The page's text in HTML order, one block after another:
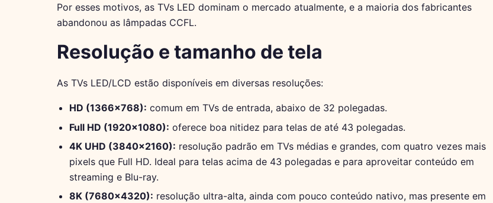
Por esses motivos, as TVs LED dominam o mercado atualmente, e a maioria dos fabricantes
abandonou as lâmpadas CCFL.
Resolução e tamanho de tela
As TVs LED/LCD estão disponíveis em diversas resoluções:
HD (1366×768): comum em TVs de entrada, abaixo de 32 polegadas.
Full HD (1920×1080): oferece boa nitidez para telas de até 43 polegadas.
4K UHD (3840×2160): resolução padrão em TVs médias e grandes, com quatro vezes mais
pixels que Full HD. Ideal para telas acima de 43 polegadas e para aproveitar conteúdo em
streaming e Blu-ray.
8K (7680×4320): resolução ultra-alta, ainda com pouco conteúdo nativo, mas presente em